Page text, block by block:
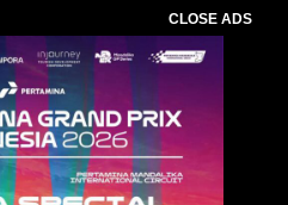
CLOSE ADS